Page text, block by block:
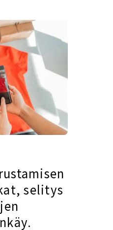
selitys